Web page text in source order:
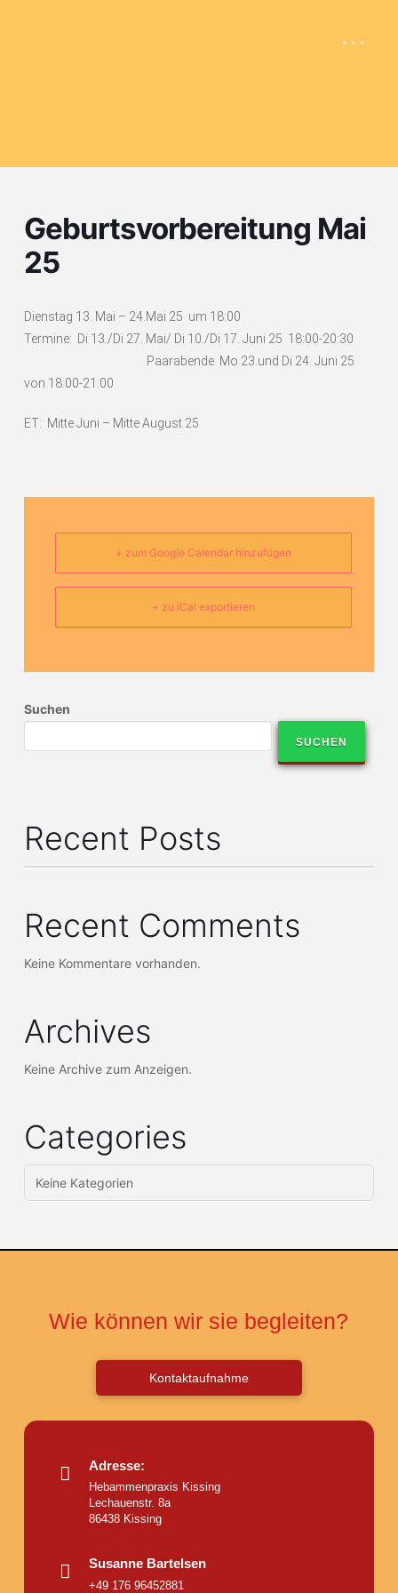
Geburtsvorbereitung Mai
25
Dienstag 13. Mai – 24.Mai 25 um 18:00
Termine: Di 13./Di 27. Mai/ Di 10./Di 17. Juni 25 18:00-20:30
Paarabende Mo 23.und Di 24. Juni 25
von 18:00-21:00
ET: Mitte Juni – Mitte August 25
+ zum Google Calendar hinzufügen
+ zu iCal exportieren
Suchen
SUCHEN
Recent Posts
Recent Comments
Keine Kommentare vorhanden.
Archives
Keine Archive zum Anzeigen.
Categories
Keine Kategorien
Wie können wir sie begleiten?
Kontaktaufnahme
Adresse:
Hebammenpraxis Kissing
Lechauenstr. 8a
86438 Kissing
Susanne Bartelsen
+49 176 96452881